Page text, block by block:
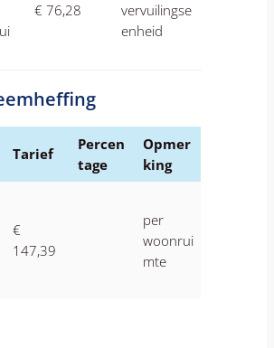
€ 76,28
vervuilingse
enheid
Tarief
Percen
tage
Opmer
king
€
147,39
per
woonrui
mte